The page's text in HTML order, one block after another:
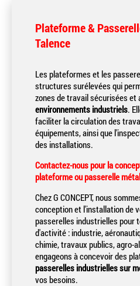
Plateforme &
Talence
Les plateformes et les
structures surélevées qui
zones de travail sécurisées et
environnements industriels.
faciliter la circulation des
équipements, ainsi que
des installations.
Contactez-nous pour la
plateforme ou passerelle
Chez G CONCEPT, nous
conception et l'installation de
passerelles industrielles pour
d'activité : industrie,
chimie, travaux publics,agro-
engageons à concevoir des
passerelles industrielles sur
vos besoins.